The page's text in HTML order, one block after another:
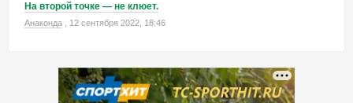
На второй точке — не клюет.
Анаконда , 12 сентября 2022, 18:46